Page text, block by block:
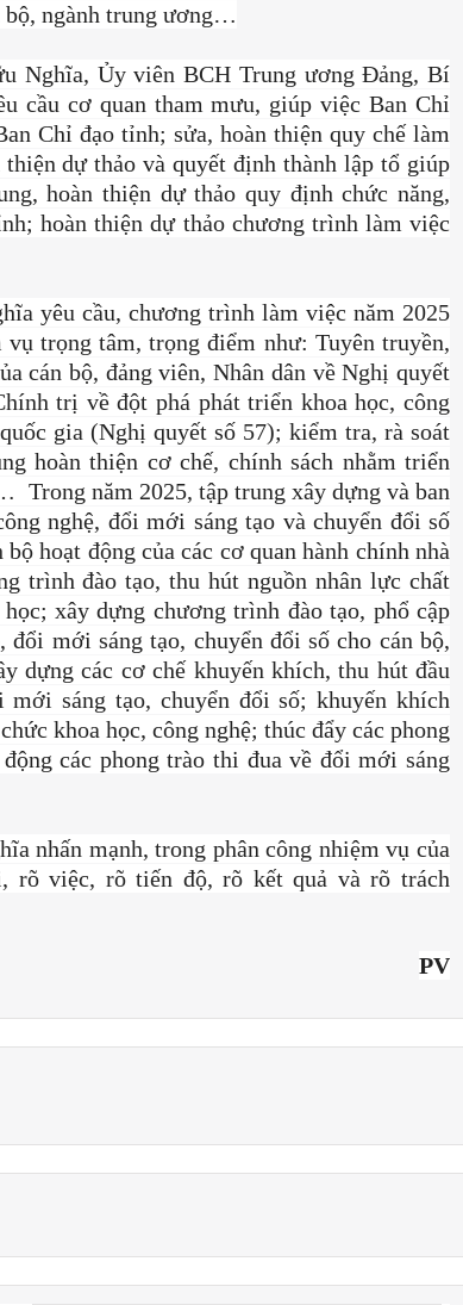
ngành trung ương…
Nghĩa, Ủy viên BCH Trung ương Đảng, Bí
cầu cơ quan tham mưu, giúp việc Ban Chỉ
Chỉ đạo tỉnh; sửa, hoàn thiện quy chế làm
dự thảo và quyết định thành lập tổ giúp
hoàn thiện dự thảo quy định chức năng,
hoàn thiện dự thảo chương trình làm việc
yêu cầu, chương trình làm việc năm 2025
trọng tâm, trọng điểm như: Tuyên truyền,
cán bộ, đảng viên, Nhân dân về Nghị quyết
trị về đột phá phát triển khoa học, công
gia (Nghị quyết số 57); kiểm tra, rà soát
hoàn thiện cơ chế, chính sách nhằm triển
Trong năm 2025, tập trung xây dựng và ban
nghệ, đổi mới sáng tạo và chuyển đổi số
hoạt động của các cơ quan hành chính nhà
trình đào tạo, thu hút nguồn nhân lực chất
xây dựng chương trình đào tạo, phổ cập
mới sáng tạo, chuyển đổi số cho cán bộ,
dựng các cơ chế khuyến khích, thu hút đầu
sáng tạo, chuyển đổi số; khuyến khích
khoa học, công nghệ; thúc đẩy các phong
các phong trào thi đua về đổi mới sáng
nhấn mạnh, trong phân công nhiệm vụ của
rõ việc, rõ tiến độ, rõ kết quả và rõ trách
PV